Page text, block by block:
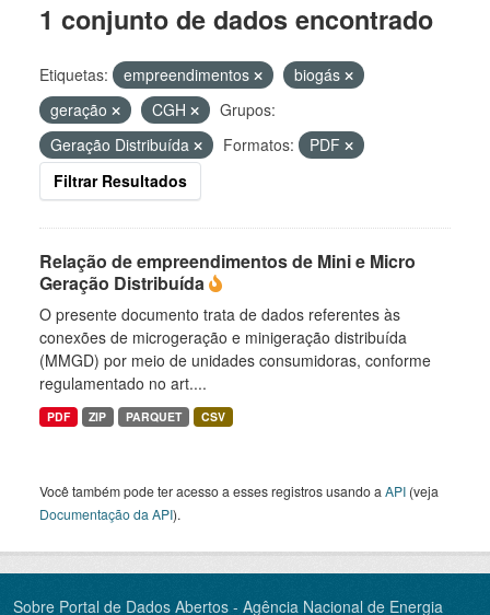
1 conjunto de dados encontrado
Etiquetas: empreendimentos
biogás
geração
CGH
Grupos:
Geração Distribuída
Formatos:
PDF
Filtrar Resultados
Relação de empreendimentos de Mini e Micro
Geração Distribuída
O presente documento trata de dados referentes às
conexões de microgeração e minigeração distribuída
(MMGD) por meio de unidades consumidoras, conforme
regulamentado no art....
PDF ZIP PARQUET CSV
Você também pode ter acesso a esses registros usando a API (veja
Documentação da API).
Sobre Portal de Dados Abertos - Agência Nacional de Energia